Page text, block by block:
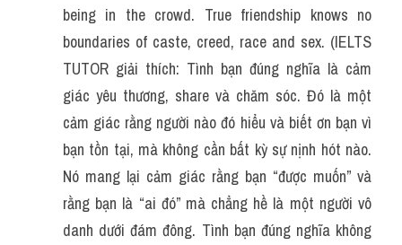
being in the crowd. True friendship knows no
boundaries of caste, creed, race and sex. (IELTS
TUTOR giải thích: Tình bạn đúng nghĩa là cảm
giác yêu thương, share và chăm sóc. Đó là một
cảm giác rằng người nào đó hiểu và biết ơn bạn vì
bạn tồn tại, mà không cần bất kỳ sự nịnh hót nào.
Nó mang lại cảm giác rằng bạn “được muốn” và
rằng bạn là “ai đó” mà chẳng hề là một người vô
danh dưới đám đông. Tình bạn đúng nghĩa không